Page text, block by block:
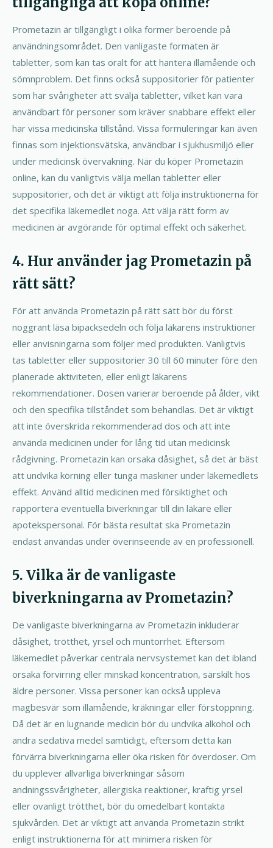
Prometazin är tillgängligt i olika former beroende på
användningsområdet. Den vanligaste formaten är
tabletter, som kan tas oralt för att hantera illamående och
sömnproblem. Det finns också suppositorier för patienter
som har svårigheter att svälja tabletter, vilket kan vara
användbart för personer som kräver snabbare effekt eller
har vissa medicinska tillstånd. Vissa formuleringar kan även
finnas som injektionsvätska, användbar i sjukhusmiljö eller
under medicinsk övervakning. När du köper Prometazin
online, kan du vanligtvis välja mellan tabletter eller
suppositorier, och det är viktigt att följa instruktionerna för
det specifika läkemedlet noga. Att välja rätt form av
medicinen är avgörande för optimal effekt och säkerhet.
4. Hur använder jag Prometazin på
rätt sätt?
För att använda Prometazin på rätt sätt bör du först
noggrant läsa bipacksedeln och följa läkarens instruktioner
eller anvisningarna som följer med produkten. Vanligtvis
tas tabletter eller suppositorier 30 till 60 minuter före den
planerade aktiviteten, eller enligt läkarens
rekommendationer. Dosen varierar beroende på ålder, vikt
och den specifika tillståndet som behandlas. Det är viktigt
att inte överskrida rekommenderad dos och att inte
använda medicinen under för lång tid utan medicinsk
rådgivning. Prometazin kan orsaka dåsighet, så det är bäst
att undvika körning eller tunga maskiner under läkemedlets
effekt. Använd alltid medicinen med försiktighet och
rapportera eventuella biverkningar till din läkare eller
apotekspersonal. För bästa resultat ska Prometazin
endast användas under överinseende av en professionell.
5. Vilka är de vanligaste
biverkningarna av Prometazin?
De vanligaste biverkningarna av Prometazin inkluderar
dåsighet, trötthet, yrsel och muntorrhet. Eftersom
läkemedlet påverkar centrala nervsystemet kan det ibland
orsaka förvirring eller minskad koncentration, särskilt hos
äldre personer. Vissa personer kan också uppleva
magbesvär som illamående, kräkningar eller förstoppning.
Då det är en lugnande medicin bör du undvika alkohol och
andra sedativa medel samtidigt, eftersom detta kan
förvärra biverkningarna eller öka risken för överdoser. Om
du upplever allvarliga biverkningar såsom
andningssvårigheter, allergiska reaktioner, kraftig yrsel
eller ovanligt trötthet, bör du omedelbart kontakta
sjukvården. Det är viktigt att använda Prometazin strikt
enligt instruktionerna för att minimera risken för